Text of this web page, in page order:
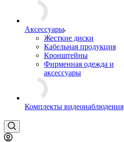
Аксессуары
Жесткие диски
Кабельная продукция
Кронштейны
Фирменная одежда и
аксессуары
Комплекты видеонаблюдения